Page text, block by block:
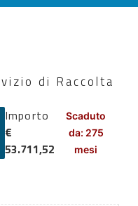
di Raccolta
Importo
€
53.711,52
Scaduto
da: 275
mesi